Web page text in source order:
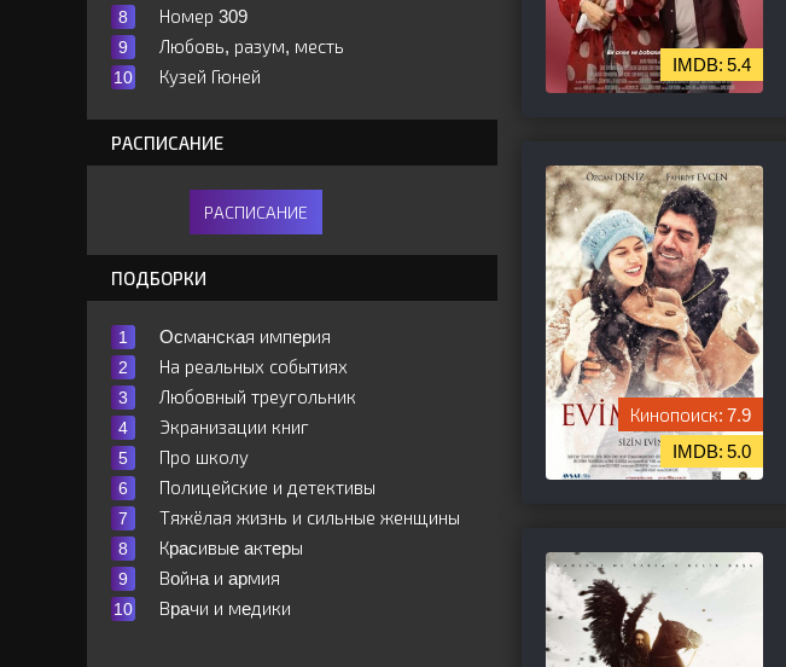
5.4
7.9
5.0
Номер 309
Любовь, разум, месть
Кузей Гюней
РАСПИСАНИЕ
РАСПИСАНИЕ
ПОДБОРКИ
Ocмaнcкaя импepия
На реальных событиях
Любовный треугольник
Экранизации книг
Про школу
Полицейские и детективы
Тяжёлая жизнь и сильные женщины
Кpacивыe aктepы
Вoйнa и apмия
Вpaчи и мeдики